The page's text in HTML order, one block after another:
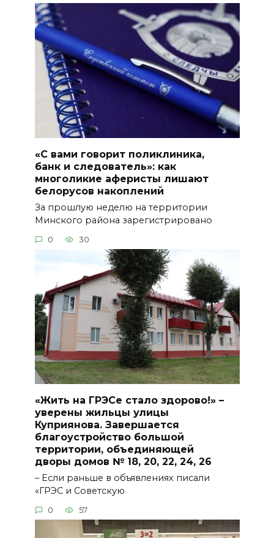
«С вами говорит поликлиника,
банк и следователь»: как
многоликие аферисты лишают
белорусов накоплений
За прошлую неделю на территории
Минского района зарегистрировано
0 30
«Жить на ГРЭСе стало здорово!» –
уверены жильцы улицы
Куприянова. Завершается
благоустройство большой
территории, объединяющей
дворы домов № 18, 20, 22, 24, 26
– Если раньше в объявлениях писали
«ГРЭС и Советскую
0 57